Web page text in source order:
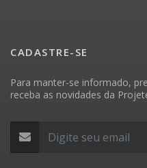
CADASTRE-SE
Para manter-se informado,
receba as novidades da